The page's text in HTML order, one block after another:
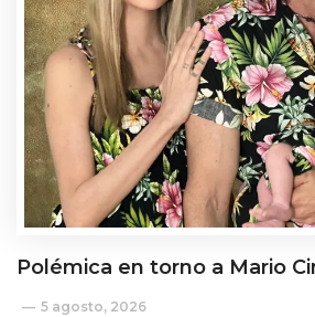
Polémica en torno a Mario
5 agosto, 2026